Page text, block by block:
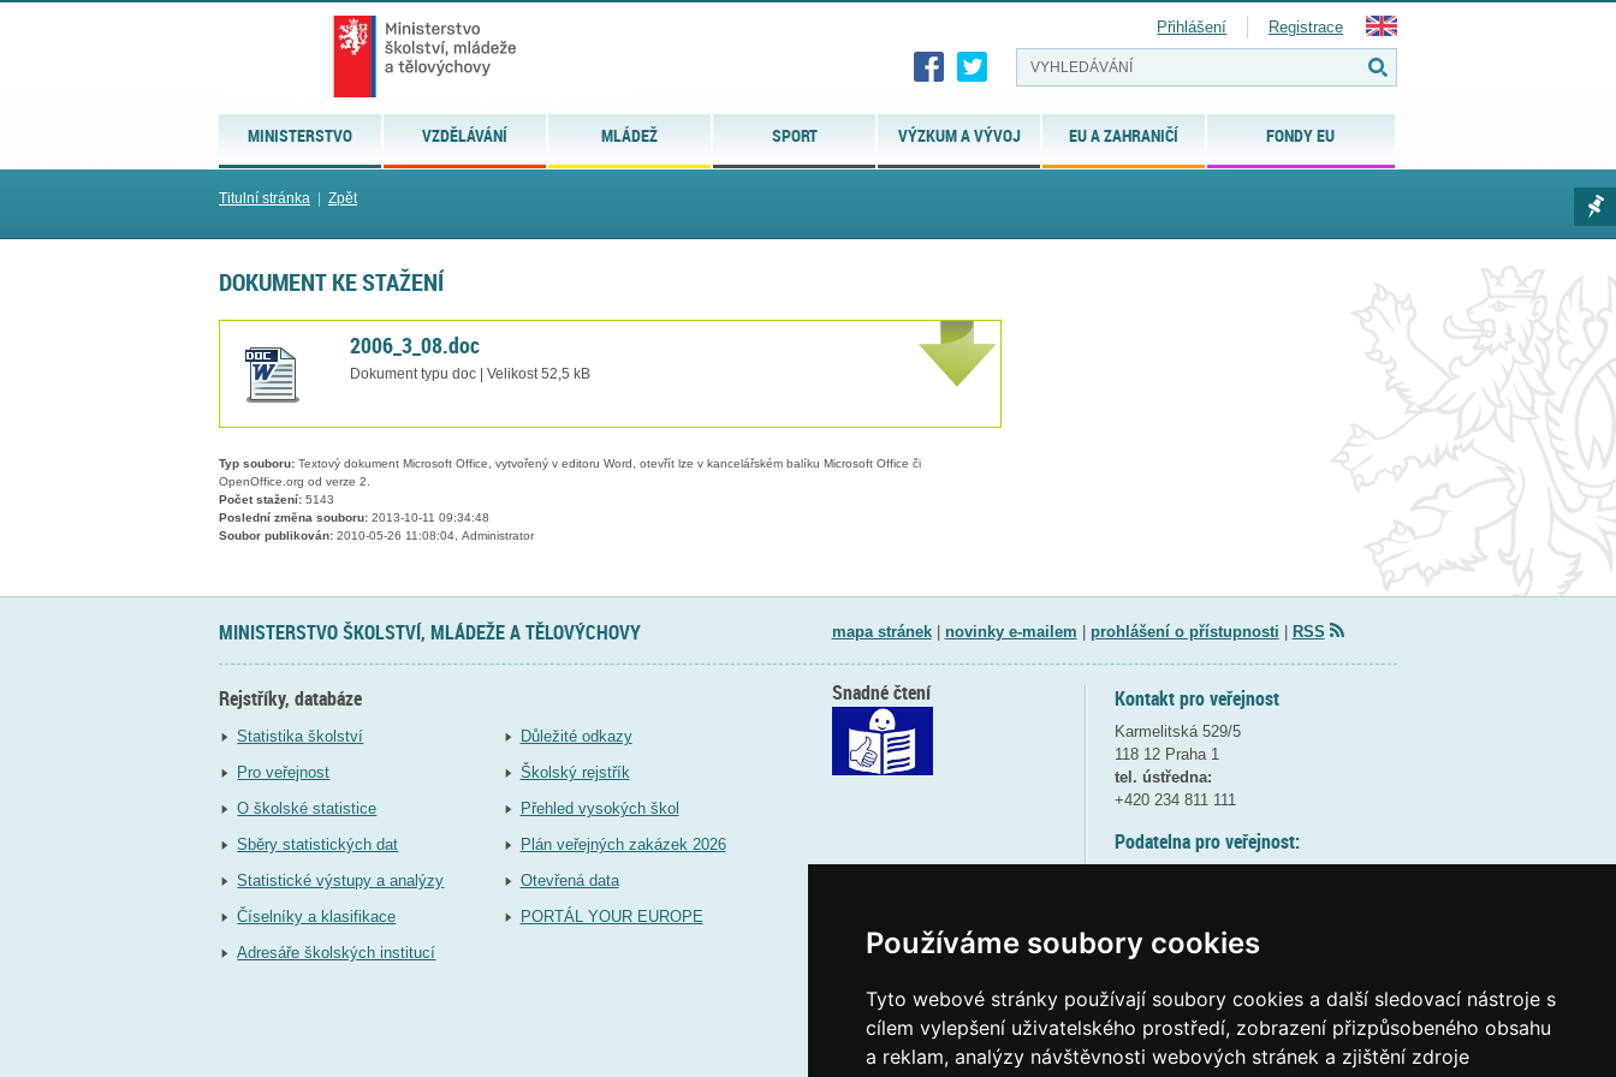
Používáme soubory cookies
Tyto webové stránky používají soubory cookies a další sledovací nástroje s
cílem vylepšení uživatelského prostředí, zobrazení přizpůsobeného obsahu
a reklam, analýzy návštěvnosti webových stránek a zjištění zdroje
MINISTERSTVO VZDĚLÁVÁNÍ MLÁDEŽ SPORT VÝZKUM A VÝVOJ EU A ZAHRANIČÍ FONDY EU
Přihlášení Registrace
Titulní stránka Zpět
DOKUMENT KE STAŽENÍ
2006_3_08.doc
Dokument typu doc | Velikost 52,5 kB
Typ souboru: Textový dokument Microsoft Office, vytvořený v editoru Word, otevřít lze v kancelářském balíku Microsoft Office či
OpenOffice.org od verze 2.
Počet stažení: 5143
Poslední změna souboru: 2013-10-11 09:34:48
Soubor publikován: 2010-05-26 11:08:04, Administrator
MINISTERSTVO ŠKOLSTVÍ, MLÁDEŽE A TĚLOVÝCHOVY mapa stránek| novinky e-mailem prohlášení o přístupnosti RSS
Rejstříky, databáze
Statistika školství
Pro veřejnost
O školské statistice
Sběry statistických dat
Statistické výstupy a analýzy
Číselníky a klasifikace
Adresáře školských institucí
Důležité odkazy
Školský rejstřík
Přehled vysokých škol
Plán veřejných zakázek 2026
Otevřená data
PORTÁL YOUR EUROPE
Kontakt pro veřejnost
Karmelitská 529/5
118 12 Praha 1
tel. ústředna:
+420 234 811 111
Podatelna pro veřejnost:
(více informací
Elektronická podatelna:
posta@msmtgov cz
Snadné čtení